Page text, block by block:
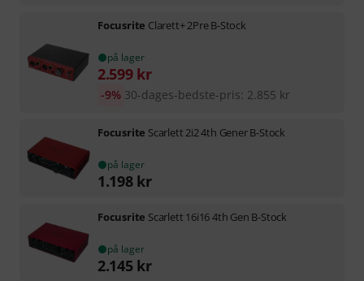
Focusrite Clarett+ 2Pre B-Stock
på lager
2.599 kr
30-dages-bedste-pris: 2.855 kr
-9%
Focusrite Scarlett 2i2 4th Gener B-Stock
på lager
1.198 kr
Focusrite Scarlett 16i16 4th Gen B-Stock
på lager
2.145 kr